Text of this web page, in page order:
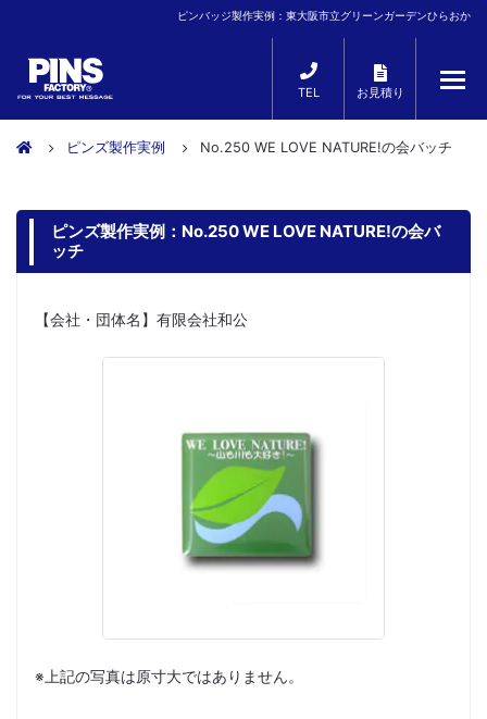
ピンバッジ製作実例：東大阪市立グリーンガーデンひらおか
TEL お見積り
ピンズ製作実例 No.250 WE LOVE NATURE!の会バッチ
ピンズ製作実例：No.250 WE LOVE NATURE!の会バ
ッチ
【会社・団体名】有限会社和公
※上記の写真は原寸大ではありません。